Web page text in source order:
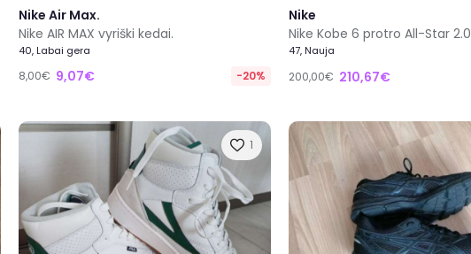
Nike Air Max.
Nike AIR MAX vyriški kedai.
40, Labai gera
8,00€ 9,07€ -20%
Nike
Nike Kobe 6 protro All-Star 2.0
47, Nauja
200,00€ 210,67€
1